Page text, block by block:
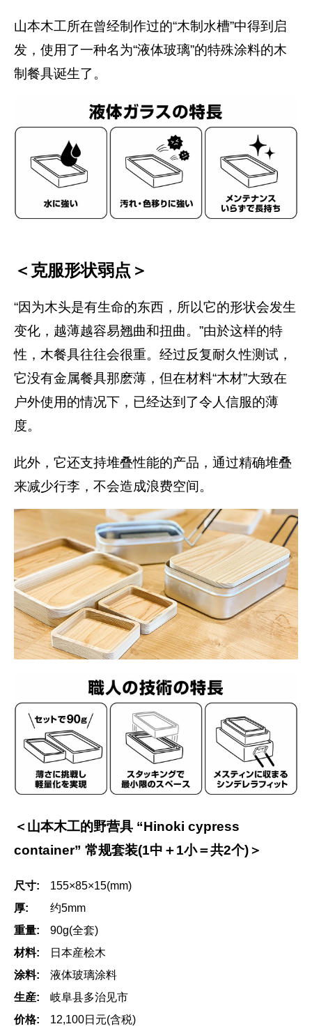
山本木工所在曾经制作过的“木制水槽”中得到启
发，使用了一种名为“液体玻璃”的特殊涂料的木
制餐具诞生了。
＜克服形状弱点＞
“因为木头是有生命的东西，所以它的形状会发生
变化，越薄越容易翘曲和扭曲。”由於这样的特
性，木餐具往往会很重。经过反复耐久性测试，
它没有金属餐具那麽薄，但在材料“木材”大致在
户外使用的情况下，已经达到了令人信服的薄
度。
此外，它还支持堆叠性能的产品，通过精确堆叠
来减少行李，不会造成浪费空间。
＜山本木工的野营具 “Hinoki cypress
container” 常规套装(1中＋1小＝共2个)＞
尺寸:
155×85×15(mm)
厚:
约5mm
重量:
90g(全套)
材料:
日本産桧木
涂料:
液体玻璃涂料
生産:
岐阜县多治见市
价格:
12,100日元(含税)